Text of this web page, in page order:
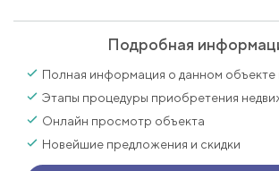
Подробная
Полная информация о данном объекте
Этапы процедуры приобретения
Онлайн просмотр объекта
Новейшие предложения и скидки